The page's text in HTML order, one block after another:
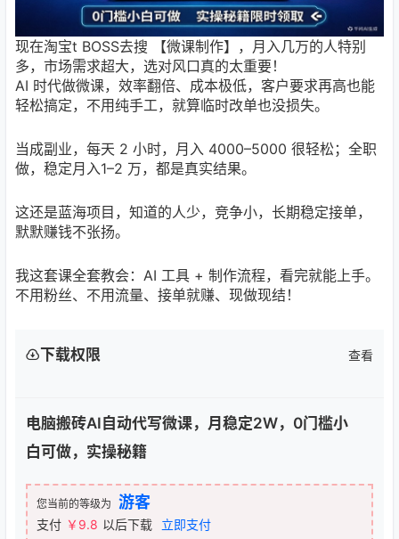
现在淘宝t BOSS去搜 【微课制作】，月入几万的人特别
多，市场需求超大，选对风口真的太重要！
AI 时代做微课，效率翻倍、成本极低，客户要求再高也能
轻松搞定，不用纯手工，就算临时改单也没损失。
当成副业，每天 2 小时，月入 4000–5000 很轻松；全职
做，稳定月入1–2 万，都是真实结果。
这还是蓝海项目，知道的人少，竞争小，长期稳定接单，
默默赚钱不张扬。
我这套课全套教会：AI 工具 + 制作流程，看完就能上手。
不用粉丝、不用流量、接单就赚、现做现结！
下载权限 查看
电脑搬砖AI自动代写微课，月稳定2W，0门槛小
白可做，实操秘籍
您当前的等级为 游客
支付 ￥9.8 以后下载 立即支付